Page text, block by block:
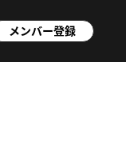
メンバー登録